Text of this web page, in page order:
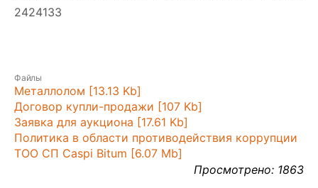
2424133
Файлы
Металлолом [13.13 Kb]
Договор купли-продажи [107 Kb]
Заявка для аукциона [17.61 Kb]
Политика в области противодействия коррупции
ТОО СП Caspi Bitum [6.07 Mb]
Просмотрено: 1863